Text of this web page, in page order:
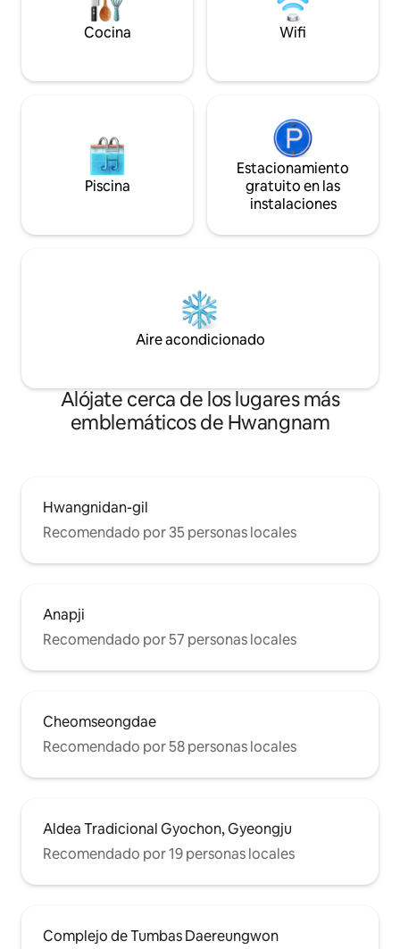
dormitorios (3 camas tamaño queen)
[Servicios] - Estacionamiento totalmente
puede estacionar 1 auto). - Se
proporciona café expreso. -Damado set
[Suministros] - TV LG (2 en espera). -
Dyson Airlab (Long Barrel) -Fridge -
Hervidor eléctrico delonghi, tostadora -
Microondas - Vasos de vino, abridores,
(60,000 KRW por
huéspedes adicionales. *Se
proporciona cepillo
Después de la
pidamos que
consideramos
fines comerciales. *Los menores
edad solo
cantidades de
Cocina Wifi
Piscina
Estacionamiento
gratuito en las
instalaciones
Aire acondicionado
Alójate cerca de los lugares más
emblemáticos de Hwangnam
Hwangnidan-gil
Recomendado por 35 personas locales
Anapji
Recomendado por 57 personas locales
Cheomseongdae
Recomendado por 58 personas locales
Aldea Tradicional Gyochon, Gyeongju
Recomendado por 19 personas locales
Complejo de Tumbas Daereungwon